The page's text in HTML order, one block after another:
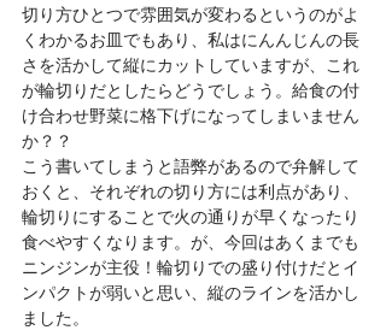
切り方ひとつで雰囲気が変わるというのがよ
くわかるお皿でもあり、私はにんんじんの長
さを活かして縦にカットしていますが、これ
が輪切りだとしたらどうでしょう。給食の付
け合わせ野菜に格下げになってしまいません
か？？
こう書いてしまうと語弊があるので弁解して
おくと、それぞれの切り方には利点があり、
輪切りにすることで火の通りが早くなったり
食べやすくなります。が、今回はあくまでも
ニンジンが主役！輪切りでの盛り付けだとイ
ンパクトが弱いと思い、縦のラインを活かし
ました。